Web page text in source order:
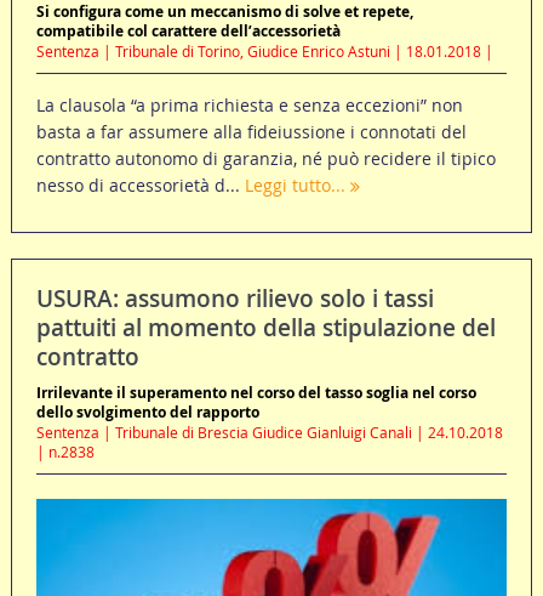
Si configura come un meccanismo di solve et repete,
compatibile col carattere dell’accessorietà
Sentenza | Tribunale di Torino, Giudice Enrico Astuni | 18.01.2018 |
La clausola “a prima richiesta e senza eccezioni” non
basta a far assumere alla fideiussione i connotati del
contratto autonomo di garanzia, né può recidere il tipico
nesso di accessorietà d... Leggi tutto...
USURA: assumono rilievo solo i tassi
pattuiti al momento della stipulazione del
contratto
Irrilevante il superamento nel corso del tasso soglia nel corso
dello svolgimento del rapporto
Sentenza | Tribunale di Brescia Giudice Gianluigi Canali | 24.10.2018
| n.2838